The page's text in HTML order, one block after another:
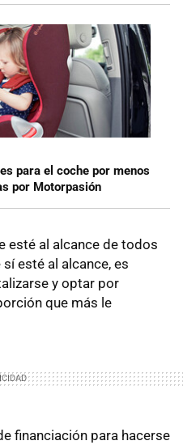
para el coche por menos
por Motorpasión
esté al alcance de todos
esté al alcance, es
y optar por
que más le
financiación para hacerse